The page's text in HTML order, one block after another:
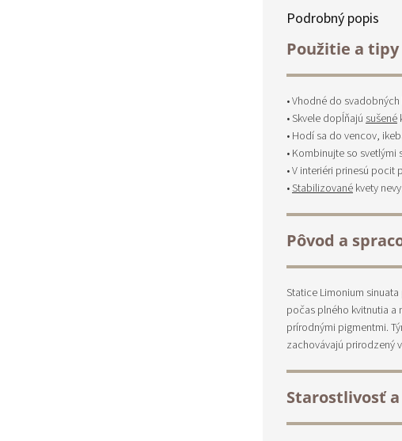
Podrobný popis
Použitie a tipy
• Vhodné do
• Skvele dopĺňajú sušené
• Hodí sa do vencov,
• Kombinujte so
• V interiéri prinesú
•Stabilizované kvety
Pôvod a
Statice Limonium
počas plného kvitnutia a
prírodnými pigmentmi.
zachovávajú prirodzený
Starostlivosť